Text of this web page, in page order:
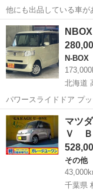
他にも出品している車がありますので、 下
みてください。 https://jmty.jp/profiles/51c5354114269e47c50000fe 最
後まで連絡...
神奈川 相模原市
N-BOX
北海道
パワースライドドア プッシュスタート キーフリー バックカメラ ナビ
付き ローン可能 https://www.kurumaerabi.com/usedcar/detail/32629-
25/
北海道 江別市 高
マツ
Ｖ Ｂ
その他
千葉県